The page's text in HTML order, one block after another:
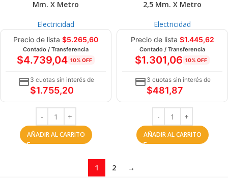
Mm. X Metro
Electricidad
Precio de lista $5.265,60
Contado / Transferencia
$4.739,04 10% OFF
3 cuotas sin interés de
$1.755,20
AÑADIR AL CARRITO
2,5 Mm. X Metro
Electricidad
Precio de lista $1.445,62
Contado / Transferencia
$1.301,06 10% OFF
3 cuotas sin interés de
$481,87
AÑADIR AL CARRITO
1 2 →